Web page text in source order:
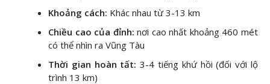
Khoảng cách: Khác nhau từ 3-13 km
Chiều cao của đỉnh: nơi cao nhất khoảng 460 mét
có thể nhìn ra Vũng Tàu
Thời gian hoàn tất: 3-4 tiếng khứ hồi (đối với lộ
trình 13 km)